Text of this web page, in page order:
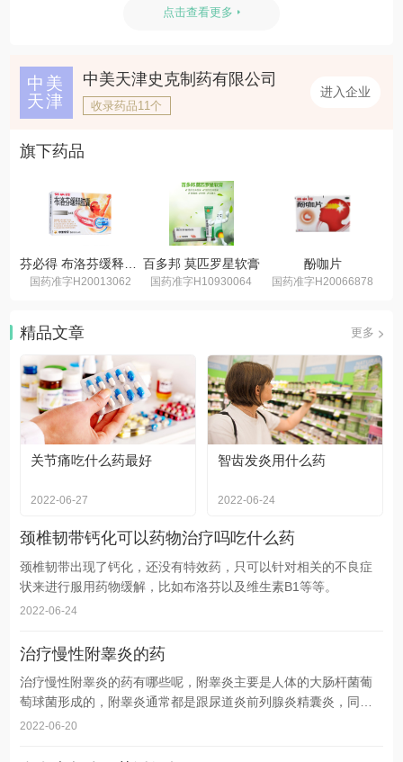
点击查看更多
中美
天津
中美天津史克制药有限公司
收录药品11个
进入企业
旗下药品
国药准字H20013062
百多邦 莫匹罗星软膏
国药准字H10930064
酚咖片
国药准字H20066878
精品文章 更多
关节痛吃什么药最好
2022-06-27
智齿发炎用什么药
2022-06-24
颈椎韧带钙化可以药物治疗吗吃什么药
颈椎韧带出现了钙化，还没有特效药，只可以针对相关的不良症
状来进行服用药物缓解，比如布洛芬以及维生素B1等等。
2022-06-24
治疗慢性附睾炎的药
治疗慢性附睾炎的药有哪些呢，附睾炎主要是人体的大肠杆菌葡
萄球菌形成的，附睾炎通常都是跟尿道炎前列腺炎精囊炎，同时
发生的，对于附睾炎可以选择用药物治疗，那么有哪些要素能够
2022-06-20